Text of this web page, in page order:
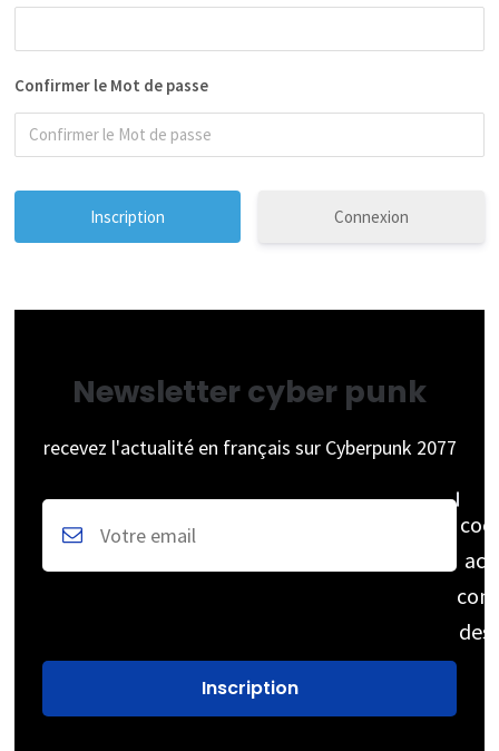
Confirmer le Mot de passe
Connexion
Newsletter cyber punk
recevez l'actualité en français sur Cyberpunk 2077
des